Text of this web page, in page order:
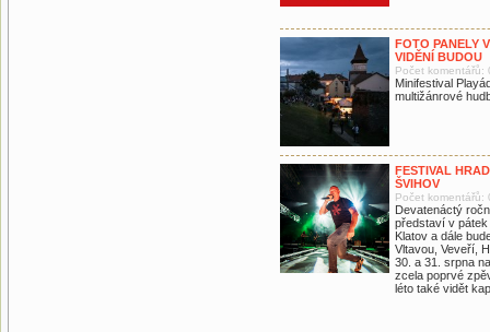
FOTO PANELY
VIDĚNÍ BUDOU
Počet komentářů:
Minifestival
multižánrové
FESTIVAL
ŠVIHOV
Počet komentářů:
Devatenáctý
představí v pátek
Klatov a dále
Vltavou, Veveří,
30. a 31. srpna
zcela poprvé
léto také vidět